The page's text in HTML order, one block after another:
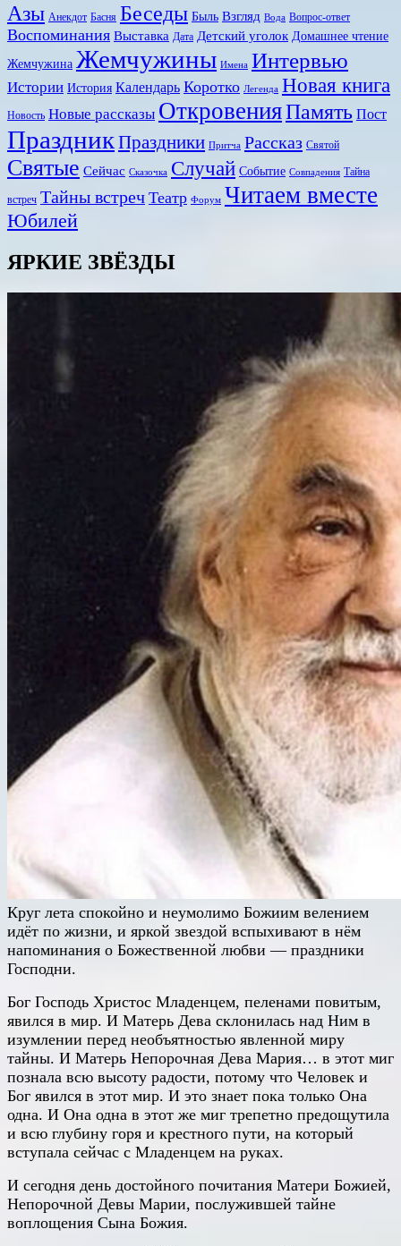
Азы Анекдот Басня Беседы Быль Взгляд Вода Вопрос-ответ
Воспоминания Выставка Дата Детский уголок Домашнее чтение
Жемчужина Жемчужины Имена Интервью
Истории История Календарь Коротко Легенда Новая книга
Новость Новые рассказы ОткровенияПамять Пост
ПраздникПраздники Притча Рассказ Святой
Святые Сейчас Сказочка Случай Событие Совпадения Тайна
встреч Тайны встреч Театр Форум Читаем вместе
Юбилей
ЯРКИЕ ЗВЁЗДЫ
Круг лета спокойно и неумолимо Божиим велением
идёт по жизни, и яркой звездой вспыхивают в нём
напоминания о Божественной любви — праздники
Господни.
Бог Господь Христос Младенцем, пеленами повитым,
явился в мир. И Матерь Дева склонилась над Ним в
изумлении перед необъятностью явленной миру
тайны. И Матерь Непорочная Дева Мария… в этот миг
познала всю высоту радости, потому что Человек и
Бог явился в этот мир. И это знает пока только Она
одна. И Она одна в этот же миг трепетно предощутила
и всю глубину горя и крестного пути, на который
вступала сейчас с Младенцем на руках.
И сегодня день достойного почитания Матери Божией,
Непорочной Девы Марии, послужившей тайне
воплощения Сына Божия.